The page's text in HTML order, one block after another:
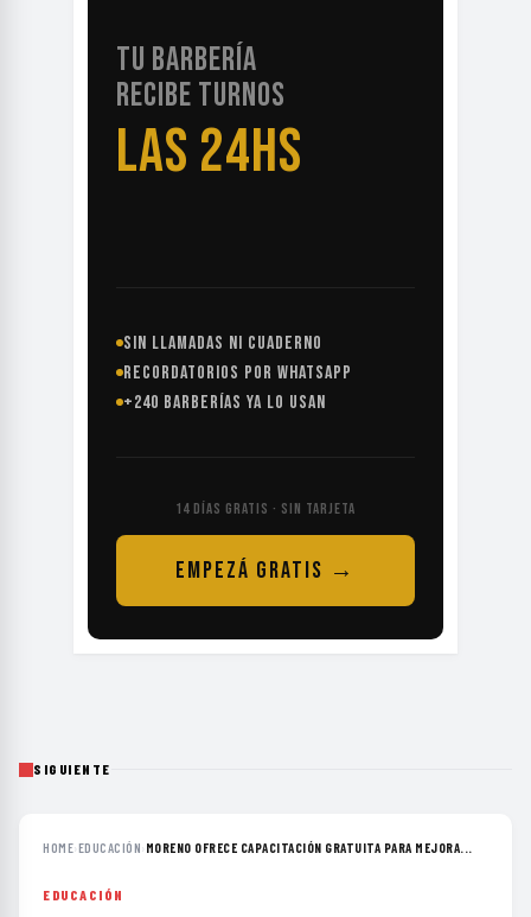
TU BARBERÍA
RECIBE TURNOS
LAS 24HS
SIN LLAMADAS NI CUADERNO
RECORDATORIOS POR WHATSAPP
+240 BARBERÍAS YA LO USAN
14 DÍAS GRATIS · SIN TARJETA
EMPEZÁ GRATIS →
SIGUIENTE
HOME›EDUCACIÓN› MORENO OFRECE CAPACITACIÓN GRATUITA PARA MEJORA...
EDUCACIÓN